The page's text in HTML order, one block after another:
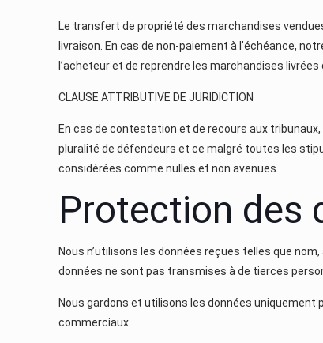
Le transfert de propriété des marchandises
livraison. En cas de non-paiement à l’échéance,
l’acheteur et de reprendre les marchandises
CLAUSE ATTRIBUTIVE DE JURIDICTION
En cas de contestation et de recours aux
pluralité de défendeurs et ce malgré toutes les
considérées comme nulles et non avenues.
Protection des
Nous n’utilisons les données reçues telles que
données ne sont pas transmises à de tierces
Nous gardons et utilisons les données
commerciaux.